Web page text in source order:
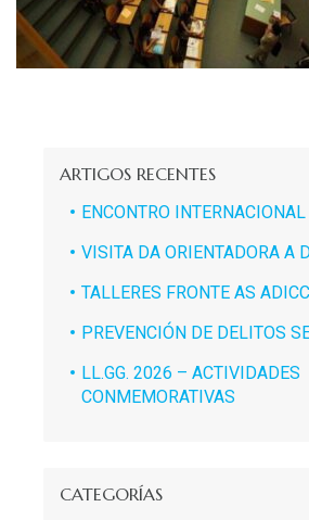
ARTIGOS RECENTES
ENCONTRO
VISITA DA ORIENTADORA A
TALLERES FRONTE AS
PREVENCIÓN DE DELITOS
LL.GG. 2026 – ACTIVIDADES
CONMEMORATIVAS
CATEGORÍAS